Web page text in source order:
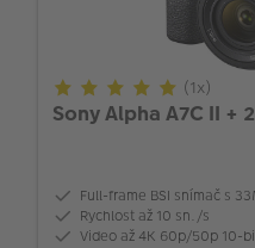
(1x)
Sony Alpha A7C II
Full-frame BSI snímač s
Rychlost až 10 sn./s
Video až 4K 60p/50p 10-